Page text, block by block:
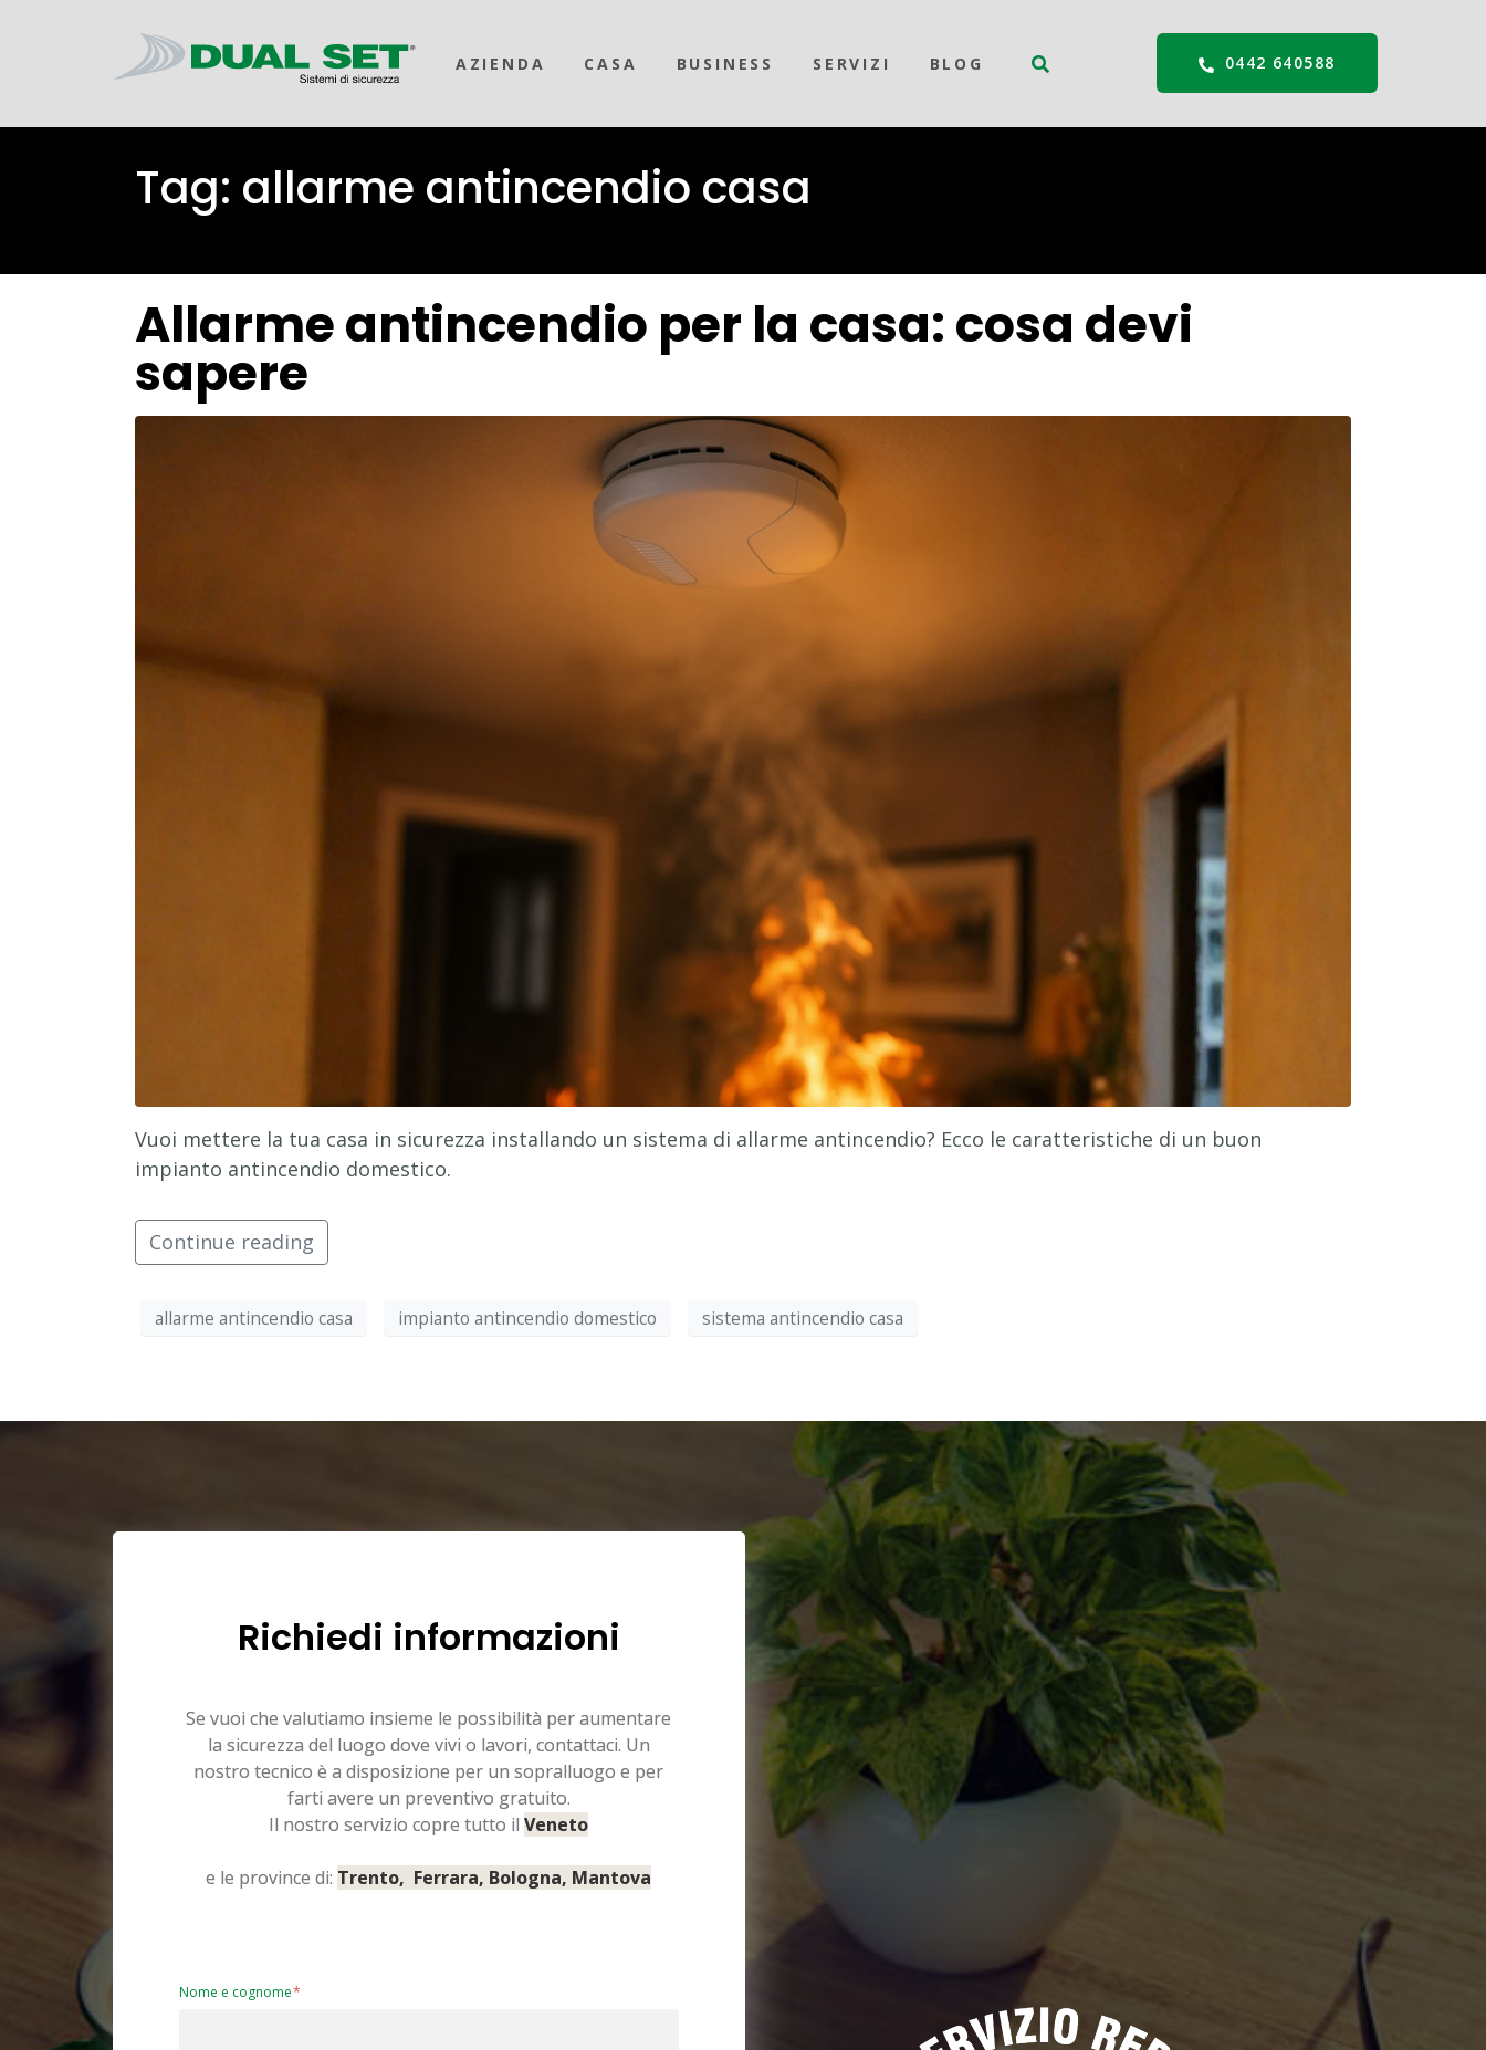
AZIENDA CASA BUSINESS SERVIZI BLOG 0442 640588
Tag: allarme antincendio casa
Allarme antincendio per la casa: cosa devi
sapere
Vuoi mettere la tua casa in sicurezza installando un sistema di allarme antincendio? Ecco le caratteristiche di un buon
impianto antincendio domestico.
Continue reading
allarme antincendio casa impianto antincendio domestico sistema antincendio casa
Richiedi informazioni
Se vuoi che valutiamo insieme le possibilità per aumentare
la sicurezza del luogo dove vivi o lavori, contattaci. Un
nostro tecnico è a disposizione per un sopralluogo e per
farti avere un preventivo gratuito.
Il nostro servizio copre tutto ilVeneto
e le province di: Trento, Ferrara, Bologna, Mantova
Nome e cognome